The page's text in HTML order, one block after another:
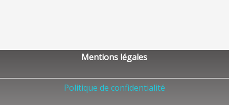
Mentions légales
Politique de confidentialité